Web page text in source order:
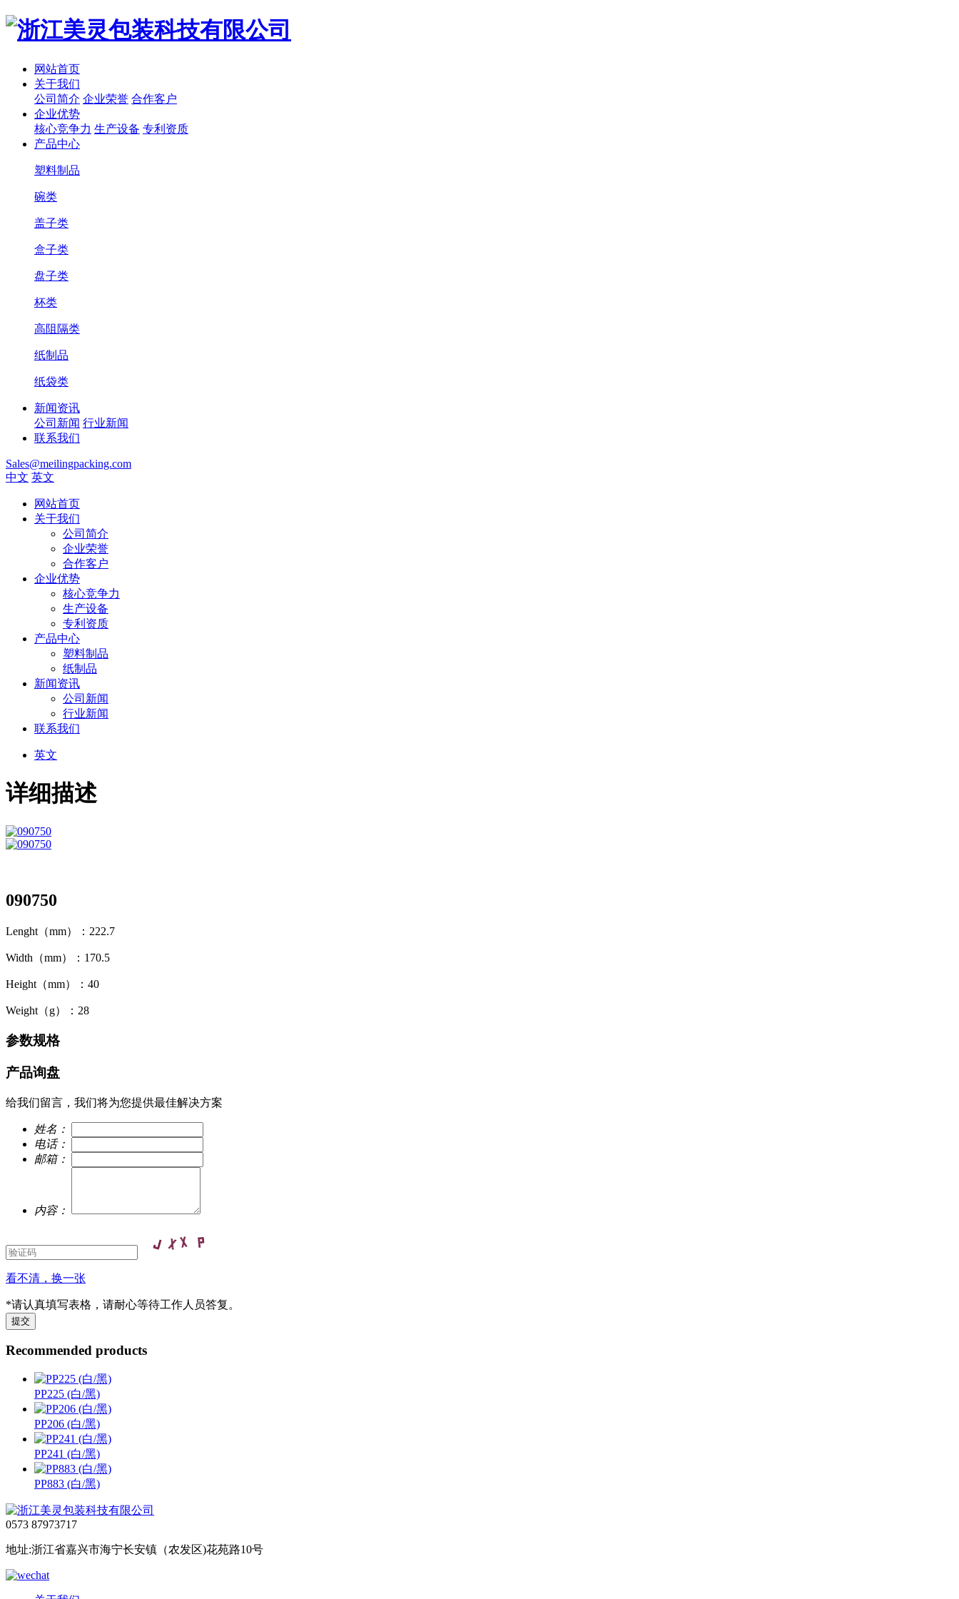
网站首页
关于我们
公司简介 企业荣誉 合作客户
企业优势
核心竞争力 生产设备 专利资质
产品中心
塑料制品
碗类
盖子类
盒子类
盘子类
杯类
高阻隔类
纸制品
纸袋类
新闻资讯
公司新闻 行业新闻
联系我们
Sales@meilingpacking.com
中文 英文
网站首页
关于我们
公司简介
企业荣誉
合作客户
企业优势
核心竞争力
生产设备
专利资质
产品中心
塑料制品
纸制品
新闻资讯
公司新闻
行业新闻
联系我们
英文
详细描述
090750
Lenght（mm）：222.7
Width（mm）：170.5
Height（mm）：40
Weight（g）：28
参数规格
产品询盘
给我们留言，我们将为您提供最佳解决方案
姓名：
电话：
邮箱：
内容：
看不清，换一张
*请认真填写表格，请耐心等待工作人员答复。
Recommended products
PP225 (白/黑)
PP206 (白/黑)
PP241 (白/黑)
PP883 (白/黑)
0573 87973717
地址:浙江省嘉兴市海宁长安镇（农发区)花苑路10号